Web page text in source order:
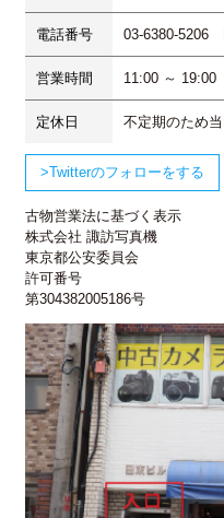
電話番号 03-6380-5206
営業時間 11:00 ～ 19:00
定休日 不定期のため
Twitterのフォローをする
古物営業法に基づく表示
株式会社 諏訪写真機
東京都公安委員会
許可番号
第304382005186号